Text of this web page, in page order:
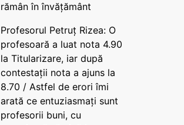
rămân în învățământ
Profesorul Petruț Rizea: O
profesoară a luat nota 4.90
la Titularizare, iar după
contestații nota a ajuns la
8.70 / Astfel de erori îmi
arată ce entuziasmați sunt
profesorii buni, cu